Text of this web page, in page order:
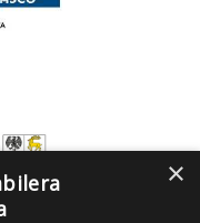
×